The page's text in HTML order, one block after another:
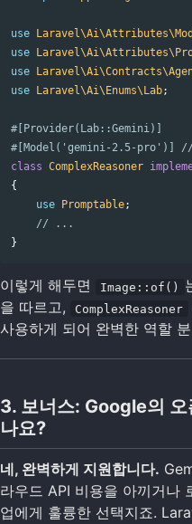
use
use
use
use
Laravel\Ai\Enums\Lab;
#[Provider(Lab::Gemini)]
#[Model('gemini-2.5-pro')] //
class ComplexReasoner
{
use
Promptable;
// ...
}
이렇게 해두면 Image::of()
을 따르고,
ComplexReasoner
사용하게 되어 완벽한 역할
3. 보너스: Google의 오
나요?
네, 완벽하게 지원합니다.
라우드 API 비용을 아끼거나
업에게 훌륭한 선택지죠.